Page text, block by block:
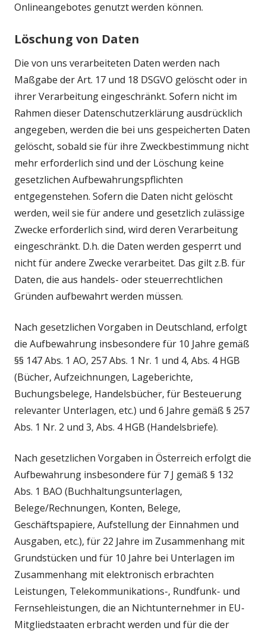
Onlineangebotes genutzt werden können.
Löschung von Daten
Die von uns verarbeiteten Daten werden nach
Maßgabe der Art. 17 und 18 DSGVO gelöscht oder in
ihrer Verarbeitung eingeschränkt. Sofern nicht im
Rahmen dieser Datenschutzerklärung ausdrücklich
angegeben, werden die bei uns gespeicherten Daten
gelöscht, sobald sie für ihre Zweckbestimmung nicht
mehr erforderlich sind und der Löschung keine
gesetzlichen Aufbewahrungspflichten
entgegenstehen. Sofern die Daten nicht gelöscht
werden, weil sie für andere und gesetzlich zulässige
Zwecke erforderlich sind, wird deren Verarbeitung
eingeschränkt. D.h. die Daten werden gesperrt und
nicht für andere Zwecke verarbeitet. Das gilt z.B. für
Daten, die aus handels- oder steuerrechtlichen
Gründen aufbewahrt werden müssen.
Nach gesetzlichen Vorgaben in Deutschland, erfolgt
die Aufbewahrung insbesondere für 10 Jahre gemäß
§§ 147 Abs. 1 AO, 257 Abs. 1 Nr. 1 und 4, Abs. 4 HGB
(Bücher, Aufzeichnungen, Lageberichte,
Buchungsbelege, Handelsbücher, für Besteuerung
relevanter Unterlagen, etc.) und 6 Jahre gemäß § 257
Abs. 1 Nr. 2 und 3, Abs. 4 HGB (Handelsbriefe).
Nach gesetzlichen Vorgaben in Österreich erfolgt die
Aufbewahrung insbesondere für 7 J gemäß § 132
Abs. 1 BAO (Buchhaltungsunterlagen,
Belege/Rechnungen, Konten, Belege,
Geschäftspapiere, Aufstellung der Einnahmen und
Ausgaben, etc.), für 22 Jahre im Zusammenhang mit
Grundstücken und für 10 Jahre bei Unterlagen im
Zusammenhang mit elektronisch erbrachten
Leistungen, Telekommunikations-, Rundfunk- und
Fernsehleistungen, die an Nichtunternehmer in EU-
Mitgliedstaaten erbracht werden und für die der